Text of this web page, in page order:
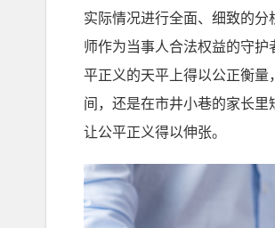
实际情况进行全面、细致的
师作为当事人合法权益的守
平正义的天平上得以公正衡
间，还是在市井小巷的家长里
让公平正义得以伸张。